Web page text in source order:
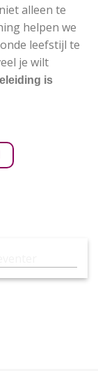
alleen te
helpen we
leefstijl te
je wilt
is